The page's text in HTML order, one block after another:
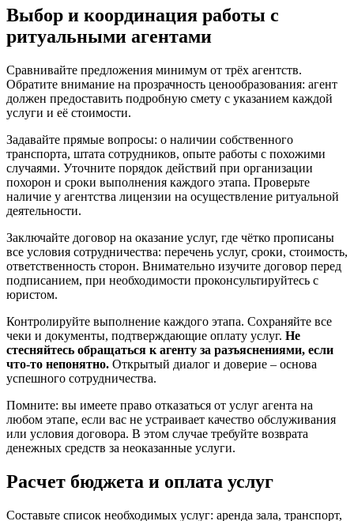
Выбор и координация работы с
ритуальными агентами
Сравнивайте предложения минимум от трёх агентств.
Обратите внимание на прозрачность ценообразования: агент
должен предоставить подробную смету с указанием каждой
услуги и её стоимости.
Задавайте прямые вопросы: о наличии собственного
транспорта, штата сотрудников, опыте работы с похожими
случаями. Уточните порядок действий при организации
похорон и сроки выполнения каждого этапа. Проверьте
наличие у агентства лицензии на осуществление ритуальной
деятельности.
Заключайте договор на оказание услуг, где чётко прописаны
все условия сотрудничества: перечень услуг, сроки, стоимость,
ответственность сторон. Внимательно изучите договор перед
подписанием, при необходимости проконсультируйтесь с
юристом.
Контролируйте выполнение каждого этапа. Сохраняйте все
чеки и документы, подтверждающие оплату услуг. Не
стесняйтесь обращаться к агенту за разъяснениями, если
что-то непонятно. Открытый диалог и доверие – основа
успешного сотрудничества.
Помните: вы имеете право отказаться от услуг агента на
любом этапе, если вас не устраивает качество обслуживания
или условия договора. В этом случае требуйте возврата
денежных средств за неоказанные услуги.
Расчет бюджета и оплата услуг
Составьте список необходимых услуг: аренда зала, транспорт,